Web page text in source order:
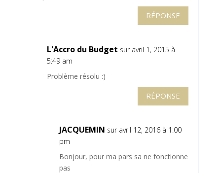
RÉPONSE
L'Accro du Budget sur avril 1, 2015 à
5:49 am
Problème résolu :)
RÉPONSE
JACQUEMIN sur avril 12, 2016 à 1:00
pm
Bonjour, pour ma pars sa ne fonctionne
pas